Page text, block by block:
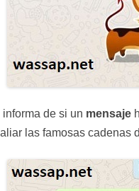
de si un mensaje
las famosas cadenas